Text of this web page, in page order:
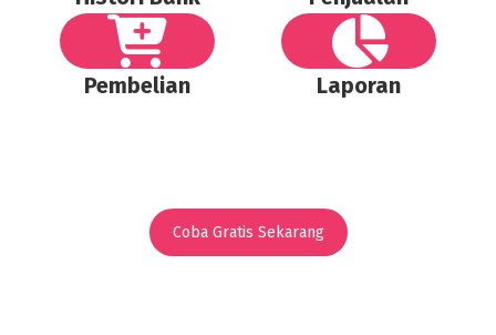
Pembelian Laporan
Coba Gratis Sekarang